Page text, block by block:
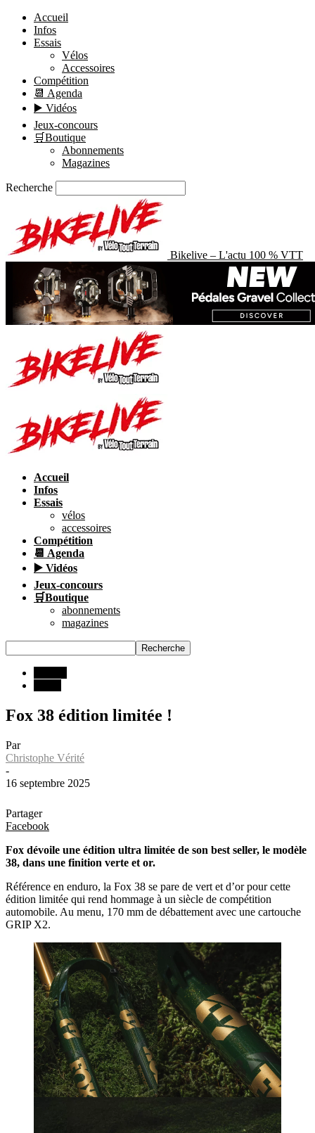
Accueil
Infos
Essais
Vélos
Accessoires
Compétition
📆 Agenda
▶️ Vidéos
Jeux-concours
🛒Boutique
Abonnements
Magazines
Recherche
Bikelive – L'actu 100 % VTT
Accueil
Infos
Essais
vélos
accessoires
Compétition
📆 Agenda
▶️ Vidéos
Jeux-concours
🛒Boutique
abonnements
magazines
Fox 38 édition limitée !
Par
Christophe Vérité
-
16 septembre 2025
Partager
Facebook
Fox dévoile une édition ultra limitée de son best seller, le modèle
38, dans une finition verte et or.
Référence en enduro, la Fox 38 se pare de vert et d’or pour cette
édition limitée qui rend hommage à un siècle de compétition
automobile. Au menu, 170 mm de débattement avec une cartouche
GRIP X2.